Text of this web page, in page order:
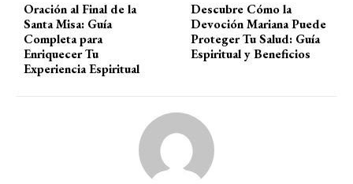
Oración al Final de la
Santa Misa: Guía
Completa para
Enriquecer Tu
Experiencia Espiritual
Descubre Cómo la
Devoción Mariana Puede
Proteger Tu Salud: Guía
Espiritual y Beneficios